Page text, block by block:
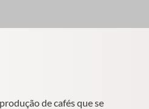
de cafés que se